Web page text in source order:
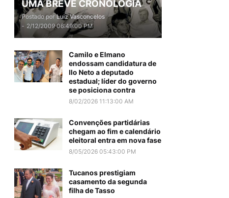
UMA BREVE CRONOLOGIA
Postado por Luiz Vasconcelos
- 2/12/2009 06:49:00 PM
Camilo e Elmano
endossam candidatura de
Ilo Neto a deputado
estadual; líder do governo
se posiciona contra
8/02/2026 11:13:00 AM
Convenções partidárias
chegam ao fim e calendário
eleitoral entra em nova fase
8/05/2026 05:43:00 PM
Tucanos prestigiam
casamento da segunda
filha de Tasso